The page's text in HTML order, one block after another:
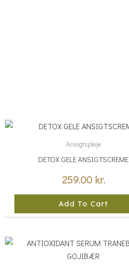
Ansigtspleje
DETOX GELE ANSIGTSCREME
259.00 kr.
Add To Cart